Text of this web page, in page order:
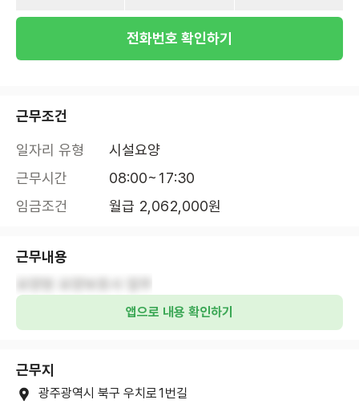
전화번호 확인하기
근무조건
일자리 유형
시설요양
근무시간
08:00~17:30
임금조건
월급 2,062,000원
근무내용
앱으로 내용 확인하기
근무지
광주광역시 북구 우치로1번길